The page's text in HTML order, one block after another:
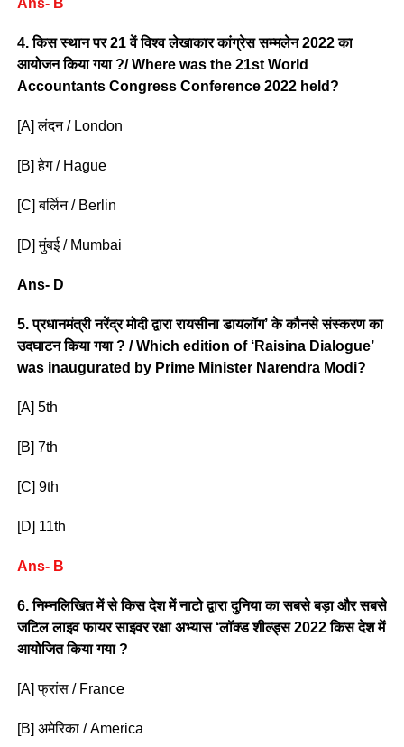
Ans- B
4. किस स्थान पर 21 वें विश्व लेखाकार कांग्रेस सम्मलेन 2022 का
आयोजन किया गया ?/ Where was the 21st World
Accountants Congress Conference 2022 held?
[A] लंदन / London
[B] हेग / Hague
[C] बर्लिन / Berlin
[D] मुंबई / Mumbai
Ans- D
5. प्रधानमंत्री नरेंद्र मोदी द्वारा रायसीना डायलॉग’ के कौनसे संस्करण का
उदघाटन किया गया ? / Which edition of ‘Raisina Dialogue’
was inaugurated by Prime Minister Narendra Modi?
[A] 5th
[B] 7th
[C] 9th
[D] 11th
Ans- B
6. निम्नलिखित में से किस देश में नाटो द्वारा दुनिया का सबसे बड़ा और सबसे
जटिल लाइव फायर साइवर रक्षा अभ्यास ‘लॉक्ड शील्ड्स 2022 किस देश में
आयोजित किया गया ?
[A] फ्रांस / France
[B] अमेरिका / America